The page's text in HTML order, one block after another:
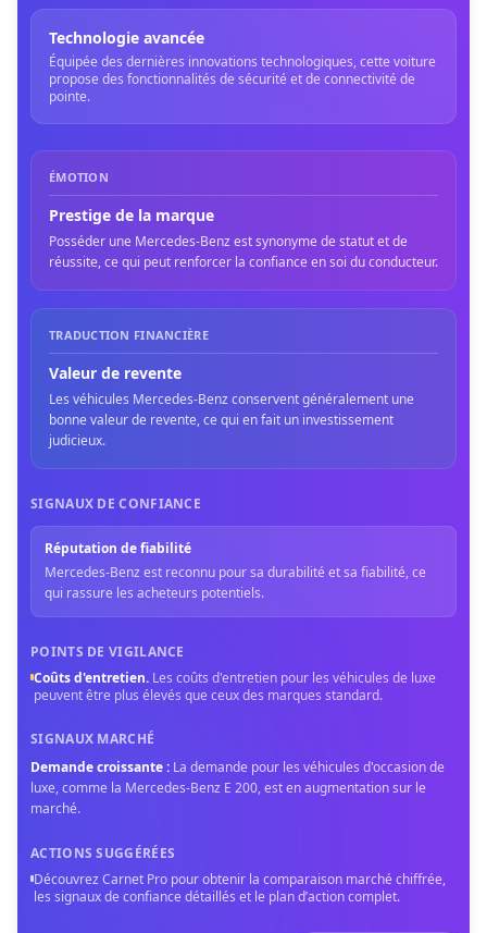
Technologie avancée
Équipée des dernières innovations technologiques, cette voiture
propose des fonctionnalités de sécurité et de connectivité de
pointe.
ÉMOTION
Prestige de la marque
Posséder une Mercedes-Benz est synonyme de statut et de
réussite, ce qui peut renforcer la confiance en soi du conducteur.
TRADUCTION FINANCIÈRE
Valeur de revente
Les véhicules Mercedes-Benz conservent généralement une
bonne valeur de revente, ce qui en fait un investissement
judicieux.
SIGNAUX DE CONFIANCE
Réputation de fiabilité
Mercedes-Benz est reconnu pour sa durabilité et sa fiabilité, ce
qui rassure les acheteurs potentiels.
POINTS DE VIGILANCE
Coûts d'entretien. Les coûts d'entretien pour les véhicules de luxe
peuvent être plus élevés que ceux des marques standard.
SIGNAUX MARCHÉ
Demande croissante: La demande pour les véhicules d'occasion de
luxe, comme la Mercedes-Benz E 200, est en augmentation sur le
marché.
ACTIONS SUGGÉRÉES
Découvrez Carnet Pro pour obtenir la comparaison marché chiffrée,
les signaux de confiance détaillés et le plan d’action complet.